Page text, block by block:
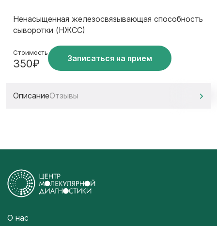
Ненасыщенная железосвязывающая способность
сыворотки (НЖСС)
Стоимость
350₽ Записаться на прием
ОписаниеОтзывы
О нас